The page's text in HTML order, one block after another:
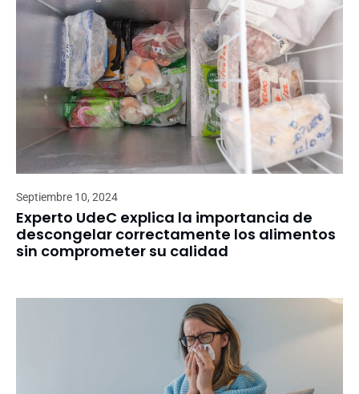
Septiembre 10, 2024
Experto UdeC explica la importancia de
descongelar correctamente los alimentos
sin comprometer su calidad